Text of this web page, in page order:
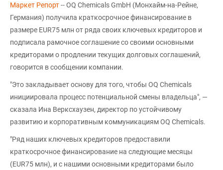
Маркет Репорт-- OQ Chemicals GmbH (Монхайм-на-Рейне,
Германия) получила краткосрочное финансирование в
размере EUR75 млн от ряда своих ключевых кредиторов и
подписала рамочное соглашение со своими основными
кредиторами о продлении текущих долговых соглашений,
говорится в сообщении компании.
"Это закладывает основу для того, чтобы OQ Chemicals
инициировала процесс потенциальной смены владельца", —
сказала Ина Верксхаузен, директор по устойчивому
развитию и корпоративным коммуникациям OQ Chemicals.
"Ряд наших ключевых кредиторов предоставили
краткосрочное финансирование на следующие месяцы
(EUR75 млн), и с нашими основными кредиторами было